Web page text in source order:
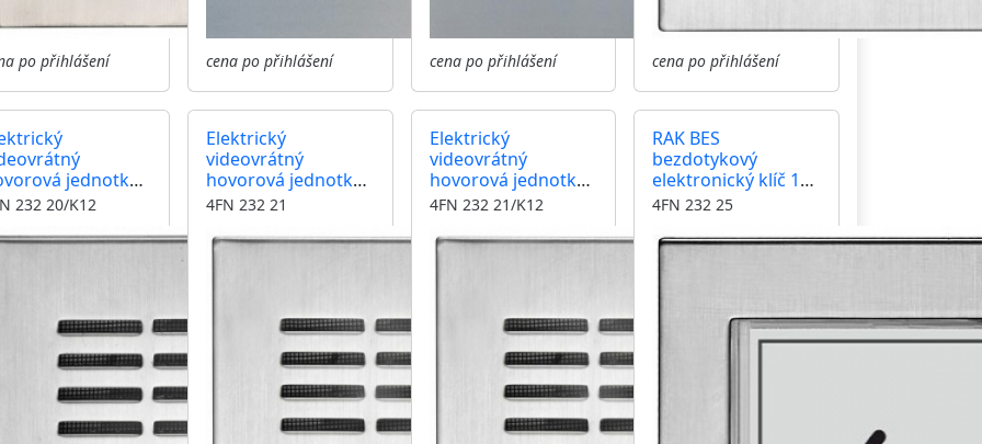
po přihlášení cena po přihlášení cena po přihlášení cena po přihlášení
jednotka
domovní
tlačítek
232 20/K12
Elektrický
videovrátný
hovorová jednotka
GARANT domovní
vyzváněcí tlačítko
4FN 232 21
Elektrický
videovrátný
hovorová jednotka
GARANT domovní
vyzváněcí tlačítko
4FN 232 21/K12
RAK BES
bezdotykový
elektronický klíč 125
kHz kontrolér,
GARANT, nerez inox
4FN 232 25